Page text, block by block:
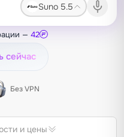
Suno 5.5
— 42
сейчас
Без VPN
и цены